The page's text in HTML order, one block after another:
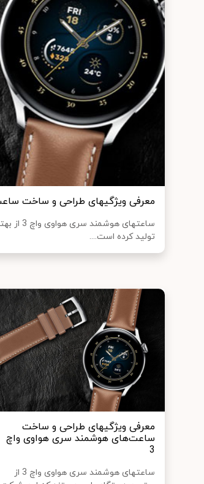
معرفی ویژگی‎های طراحی و ساخت ساعت‌های هوشمند سری هواوی واچ 3
تولید کرده است....
معرفی ویژگی‎های طراحی و ساخت
ساعت‌های هوشمند سری هواوی واچ
3
ساعت‎های هوشمند سری هواوی واچ 3 از